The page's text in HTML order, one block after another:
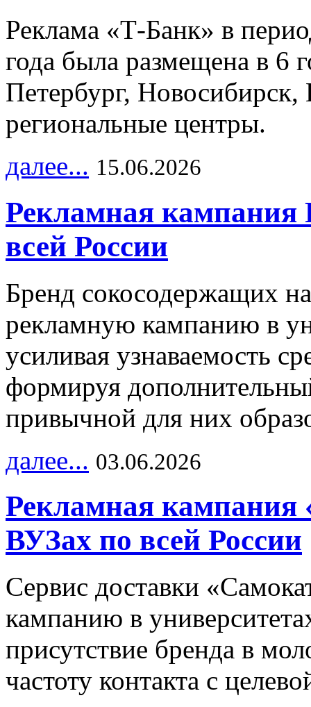
Реклама «Т-Банк» в
года была размещена в 6
Петербург,
региональные центры.
далее... 15.06.2026
Рекламная
всей России
Бренд сокосодержащих
рекламную кампанию в
усиливая узнаваемость
формируя
привычной для них
далее... 03.06.2026
Рекламная кампания
ВУЗах по всей России
Сервис доставки
кампанию в
присутствие бренда в
частоту контакта с